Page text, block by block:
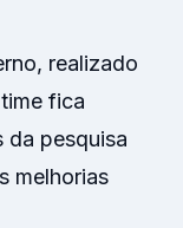
realizado
fica
da pesquisa
melhorias